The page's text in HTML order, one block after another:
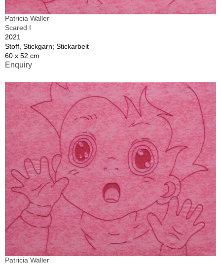
Patricia Waller
Scared I
2021
Stoff, Stickgarn; Stickarbeit
60 x 52 cm
Enquiry
Patricia Waller